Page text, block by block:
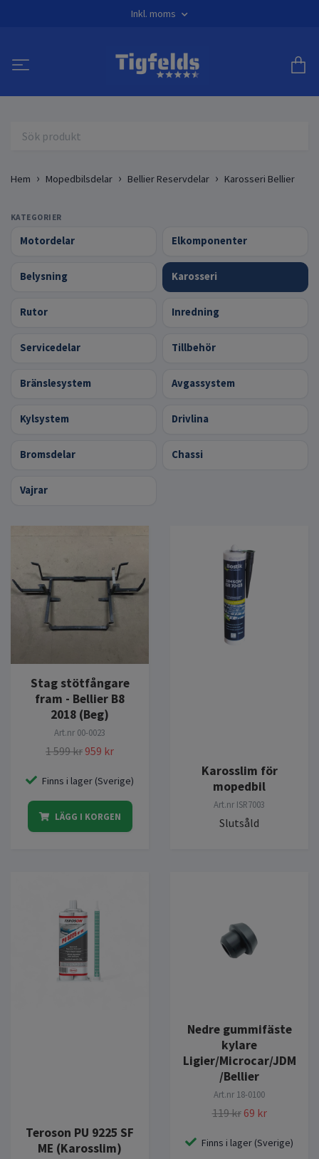
Inkl. moms
Hem Mopedbilsdelar Bellier Reservdelar Karosseri Bellier
KATEGORIER
Motordelar Elkomponenter
Belysning Karosseri
Rutor Inredning
Servicedelar Tillbehör
Bränslesystem Avgassystem
Kylsystem Drivlina
Bromsdelar Chassi
Vajrar
Stag stötfångare
fram - Bellier B8
2018 (Beg)
Art.nr 00-0023
1 599 kr 959 kr
Finns i lager (Sverige)
LÄGG I KORGEN
Karosslim för
mopedbil
Art.nr ISR7003
Slutsåld
Teroson PU 9225 SF
ME (Karosslim)
Nedre gummifäste
kylare
Ligier/Microcar/JDM
/Bellier
Art.nr 18-0100
119 kr 69 kr
Finns i lager (Sverige)